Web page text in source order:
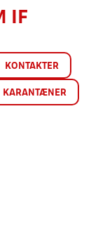
IF
KONTAKTER
KARANTÆNER